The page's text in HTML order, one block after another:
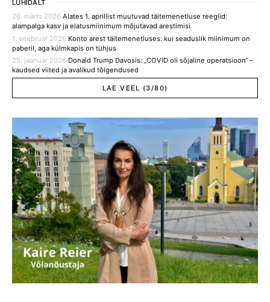
LÜHIDALT
26. märts 2026 Alates 1. aprillist muutuvad täitemenetluse reeglid:
alampalga kasv ja elatusmiinimum mõjutavad arestimisi
1. veebruar 2026 Konto arest täitemenetluses: kui seaduslik miinimum on
paberil, aga külmkapis on tühjus
25. jaanuar 2026 Donald Trump Davosis: „COVID oli sõjaline operatsioon“ –
kaudsed viited ja avalikud tõlgendused
LAE VEEL (3/80)